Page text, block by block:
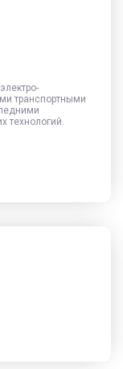
транспортными
технологий.